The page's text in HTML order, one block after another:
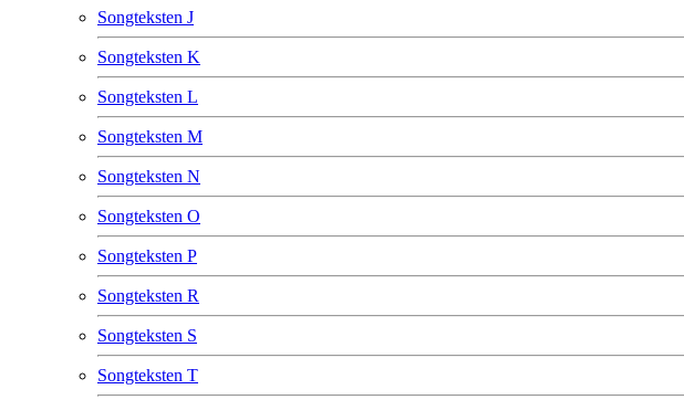
Songteksten J
Songteksten K
Songteksten L
Songteksten M
Songteksten N
Songteksten O
Songteksten P
Songteksten R
Songteksten S
Songteksten T